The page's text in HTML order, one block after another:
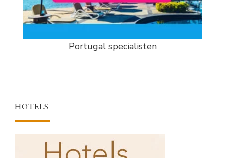
Portugal specialisten
HOTELS